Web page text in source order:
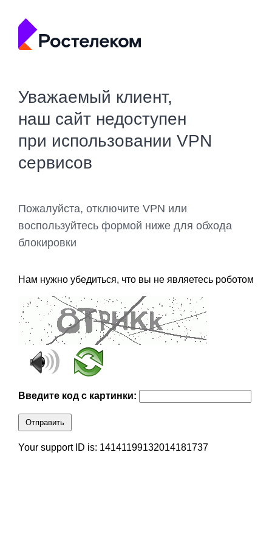
Уважаемый клиент,
наш сайт недоступен
при использовании VPN
сервисов
Пожалуйста, отключите VPN или
воспользуйтесь формой ниже для обхода
блокировки
Нам нужно убедиться, что вы не являетесь роботом
Введите код с картинки:
Отправить
Your support ID is: 14141199132014181737